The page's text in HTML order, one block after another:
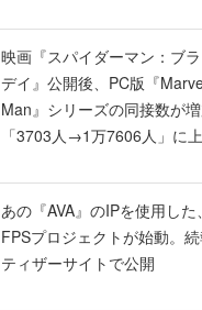
映画『スパイダーマン：ブ
デイ』公開後、PC版『
Man』シリーズの同接数が
「3703人→1万7606人」に
あの『AVA』のIPを使用し
FPSプロジェクトが始動。
ティザーサイトで公開